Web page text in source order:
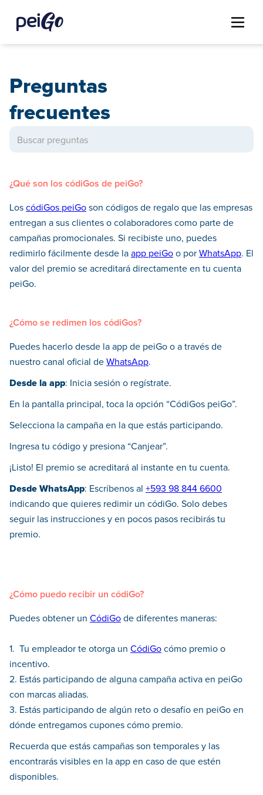
Preguntas
frecuentes
¿Qué son los códiGos de peiGo?
Los códiGos peiGo son códigos de regalo que las empresas
entregan a sus clientes o colaboradores como parte de
campañas promocionales. Si recibiste uno, puedes
redimirlo fácilmente desde la app peiGo o por WhatsApp. El
valor del premio se acreditará directamente en tu cuenta
peiGo.
¿Cómo se redimen los códiGos?
Puedes hacerlo desde la app de peiGo o a través de
nuestro canal oficial de WhatsApp.
Desde la app: Inicia sesión o regístrate.
En la pantalla principal, toca la opción “CódiGos peiGo”.
Selecciona la campaña en la que estás participando.
Ingresa tu código y presiona “Canjear”.
¡Listo! El premio se acreditará al instante en tu cuenta.
Desde WhatsApp: Escríbenos al +593 98 844 6600
indicando que quieres redimir un códiGo. Solo debes
seguir las instrucciones y en pocos pasos recibirás tu
premio.
¿Cómo puedo recibir un códiGo?
Puedes obtener un CódiGo de diferentes maneras:
1. Tu empleador te otorga un CódiGo cómo premio o
incentivo.
2. Estás participando de alguna campaña activa en peiGo
con marcas aliadas.
3. Estás participando de algún reto o desafío en peiGo en
dónde entregamos cupones cómo premio.
Recuerda que estás campañas son temporales y las
encontrarás visibles en la app en caso de que estén
disponibles.